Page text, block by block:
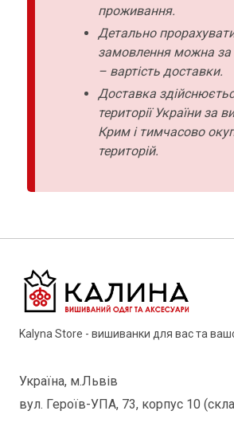
проживання.
Детально
замовлення можна
– вартість доставки.
Доставка
території України за
Крим і тимчасово
територій.
Kalyna Store - вишиванки для вас та
Україна, м.Львів
вул. Героїв-УПА, 73, корпус 10